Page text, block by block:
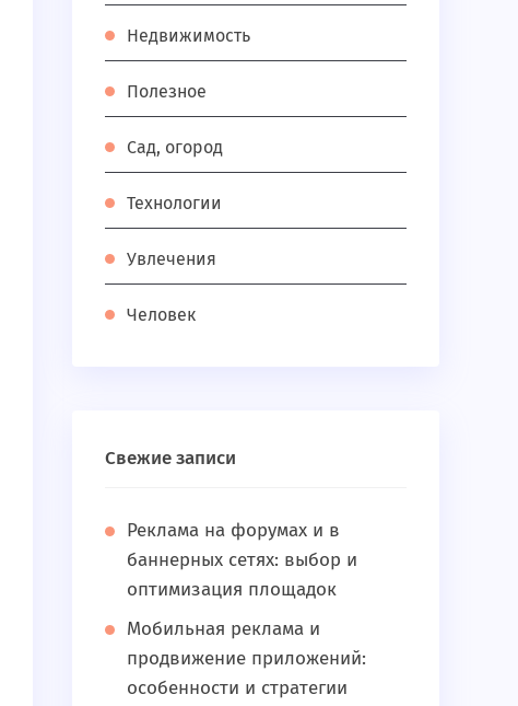
Недвижимость
Полезное
Сад, огород
Технологии
Увлечения
Человек
Свежие записи
Реклама на форумах и в
баннерных сетях: выбор и
оптимизация площадок
Мобильная реклама и
продвижение приложений:
особенности и стратегии